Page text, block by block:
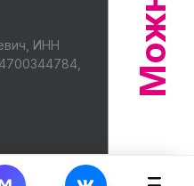
ИНН